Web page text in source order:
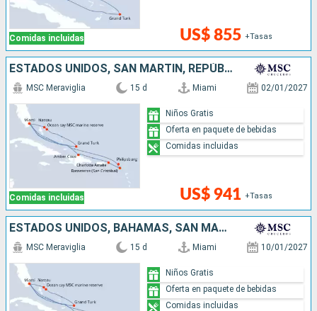
Comidas incluidas US$ 855 +Tasas
ESTADOS UNIDOS, SAN MARTÍN, REPÚBLICA DOMINICANA, BAHAMAS
Comidas incluidas
MSC Meraviglia 15 d Miami 02/01/2027
US$ 941 +Tasas
Niños Gratis
Oferta en paquete de bebidas
Comidas incluidas
ESTADOS UNIDOS, BAHAMAS, SAN MARTÍN, ANTIGUA Y BARBUDA, REPÚBLICA DOMINICANA
MSC Meraviglia 15 d Miami 10/01/2027
Niños Gratis
Oferta en paquete de bebidas
Comidas incluidas